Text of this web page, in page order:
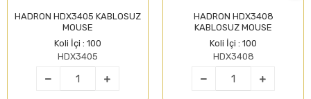
HADRON HDX3405 KABLOSUZ
MOUSE
Koli İçi : 100
HDX3405
HADRON HDX3408
KABLOSUZ MOUSE
Koli İçi : 100
HDX3408